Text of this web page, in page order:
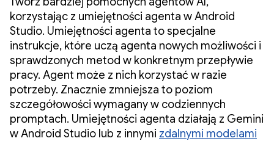
korzystając z umiejętności agenta w Android
Studio. Umiejętności agenta to specjalne
instrukcje, które uczą agenta nowych możliwości i
sprawdzonych metod w konkretnym przepływie
pracy. Agent może z nich korzystać w razie
potrzeby. Znacznie zmniejsza to poziom
szczegółowości wymagany w codziennych
promptach. Umiejętności agenta działają z Gemini
w Android Studio lub z innymi zdalnymi modelami